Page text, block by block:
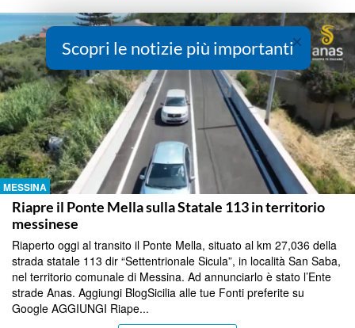
MESSINA
Riapre il Ponte Mella sulla Statale 113 in territorio
messinese
Riaperto oggi al transito il Ponte Mella, situato al km 27,036 della
strada statale 113 dir “Settentrionale Sicula”, in località San Saba,
nel territorio comunale di Messina. Ad annunciarlo è stato l’Ente
strade Anas. Aggiungi BlogSicilia alle tue Fonti preferite su
Google AGGIUNGI Riape...
×
Scopri le notizie più importanti